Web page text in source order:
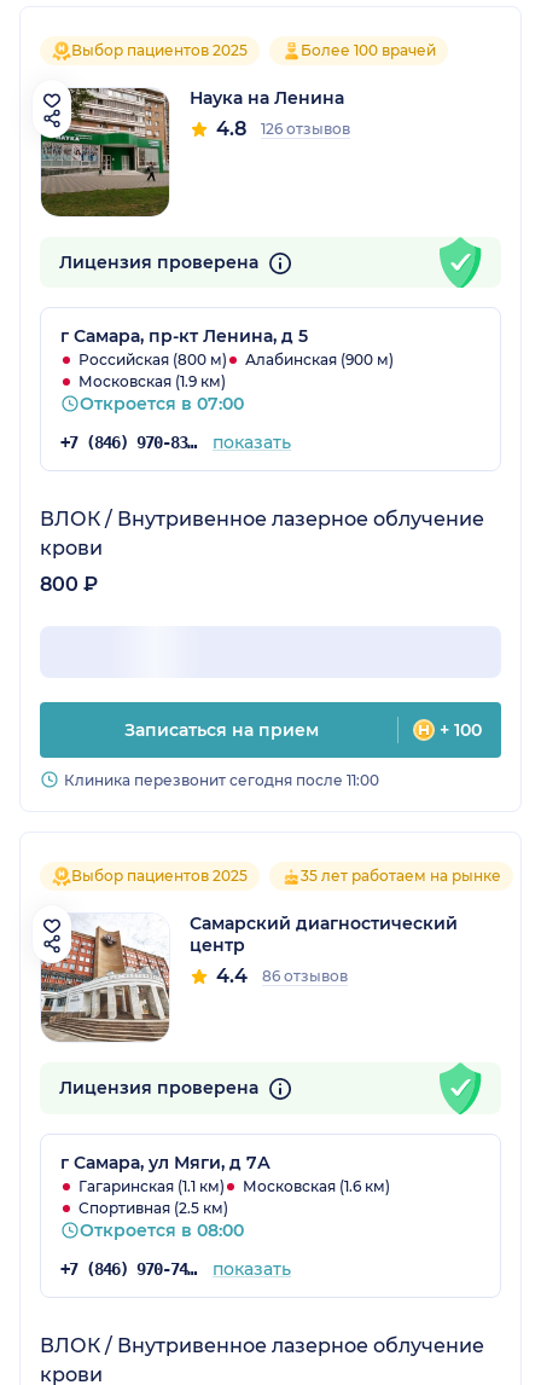
Выбор пациентов 2025 Более 100 врачей
Наука на Ленина
4.8 126 отзывов
Лицензия проверена
г Самара, пр-кт Ленина, д 5
Российская (800 м)
Алабинская (900 м)
Московская (1.9 км)
Откроется в 07:00
+7 (846) 970-83-08 показать
ВЛОК / Внутривенное лазерное облучение
крови
800 ₽
Записаться на прием + 100
Клиника перезвонит сегодня после 11:00
Выбор пациентов 2025 35 лет работаем на рынке
Самарский диагностический
центр
4.4 86 отзывов
Лицензия проверена
г Самара, ул Мяги, д 7А
Гагаринская (1.1 км)
Московская (1.6 км)
Спортивная (2.5 км)
Откроется в 08:00
+7 (846) 970-74-29 показать
ВЛОК / Внутривенное лазерное облучение
крови